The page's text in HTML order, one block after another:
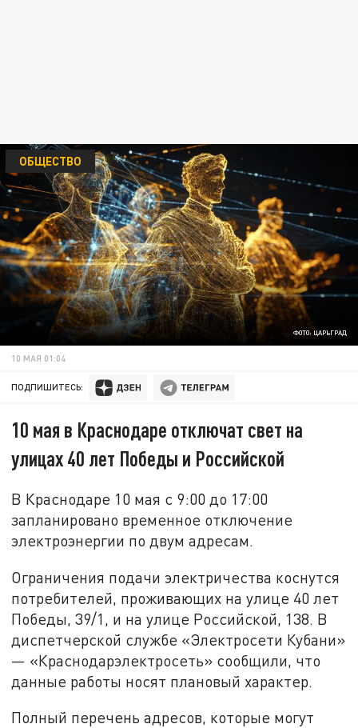
ФОТО: ЦАРЬГРАД
ОБЩЕСТВО
10 МАЯ 01:04
ПОДПИШИТЕСЬ:
10 мая в Краснодаре отключат свет на
улицах 40 лет Победы и Российской
В Краснодаре 10 мая с 9:00 до 17:00
запланировано временное отключение
электроэнергии по двум адресам.
Ограничения подачи электричества коснутся
потребителей, проживающих на улице 40 лет
Победы, 39/1, и на улице Российской, 138. В
диспетчерской службе «Электросети Кубани»
— «Краснодарэлектросеть» сообщили, что
данные работы носят плановый характер.
Полный перечень адресов, которые могут